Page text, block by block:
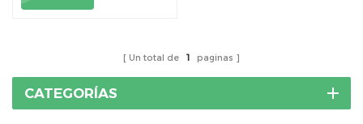
Un total de 1 paginas
CATEGORÍAS